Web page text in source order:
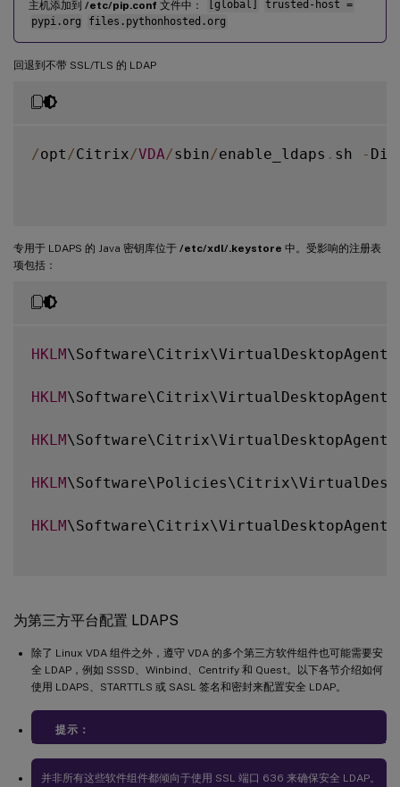
主机添加到 /etc/pip.conf 文件中： [global]
trusted-host =
pypi.org
files.pythonhosted.org
回退到不带 SSL/TLS 的 LDAP
/opt /Citrix/VDA/sbin/enable_ldaps . sh -
专用于 LDAPS 的 Java 密钥库位于 /etc/xdl/.keystore 中。受影响的注册表
项包括：
HKLM
HKLM
HKLM
HKLM
HKLM
为第三方平台配置 LDAPS
除了 Linux VDA 组件之外，遵守 VDA 的多个第三方软件组件也可能需要安
全 LDAP，例如 SSSD、Winbind、Centrify 和 Quest。以下各节介绍如何
使用 LDAPS、STARTTLS 或 SASL 签名和密封来配置安全 LDAP。
提示：
并非所有这些软件组件都倾向于使用 SSL 端口 636 来确保安全 LDAP。